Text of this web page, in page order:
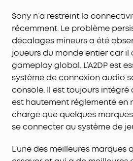
Sony n’a restreint la
récemment. Le problème
décalages mineurs a été
joueurs du monde entier car il
gameplay global. L’A2DP est
système de connexion audio
console. Il est toujours intégré
est hautement réglementé en
charge que quelques
se connecter au système de
L’une des meilleures marques